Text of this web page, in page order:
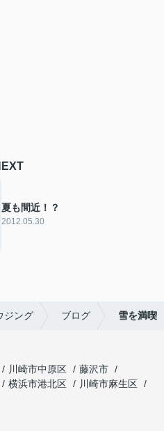
夏も間近！？
2012.05.30
ジング ブログ 雪を満喫
川崎市中原区
藤沢市
横浜市港北区
川崎市麻生区